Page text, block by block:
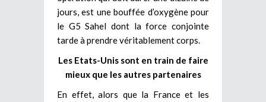
jours, est une bouffée d’oxygène pour
le G5 Sahel dont la force conjointe
tarde à prendre véritablement corps.
Les Etats-Unis sont en train de faire
mieux que les autres partenaires
En effet, alors que la France et les